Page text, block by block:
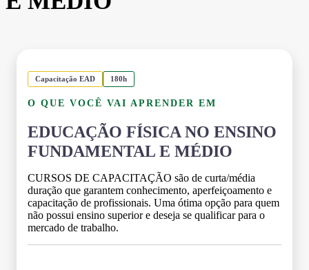
Capacitação EAD 180h
O QUE VOCÊ VAI APRENDER EM
EDUCAÇÃO FÍSICA NO ENSINO
FUNDAMENTAL E MÉDIO
CURSOS DE CAPACITAÇÃO são de curta/média
duração que garantem conhecimento, aperfeiçoamento e
capacitação de profissionais. Uma ótima opção para quem
não possui ensino superior e deseja se qualificar para o
mercado de trabalho.